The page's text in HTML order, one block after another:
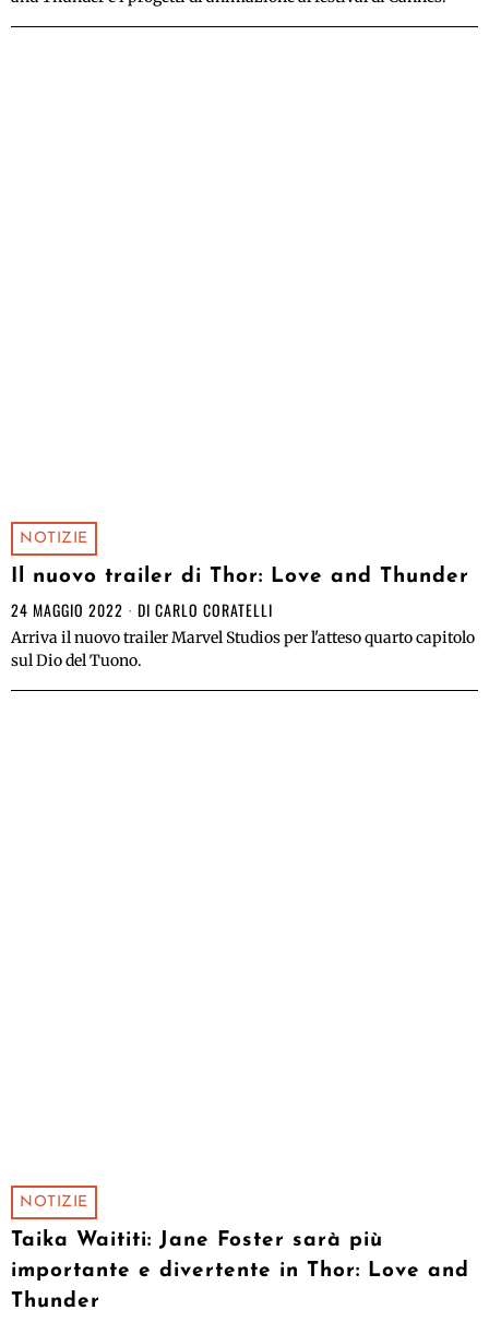
NOTIZIE
Il nuovo trailer di Thor: Love and Thunder
24 MAGGIO 2022 DI CARLO CORATELLI
Arriva il nuovo trailer Marvel Studios per l'atteso quarto capitolo
sul Dio del Tuono.
NOTIZIE
Taika Waititi: Jane Foster sarà più
importante e divertente in Thor: Love and
Thunder